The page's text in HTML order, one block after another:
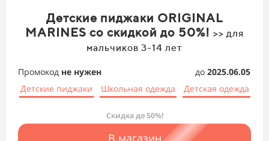
Детские пиджаки ORIGINAL
MARINES со скидкой до 50%! >> для
мальчиков 3-14 лет
Промокод не нужен до 2025.06.05
Детские пиджаки
Школьная одежда Детская одежда
Скидка до 50%!